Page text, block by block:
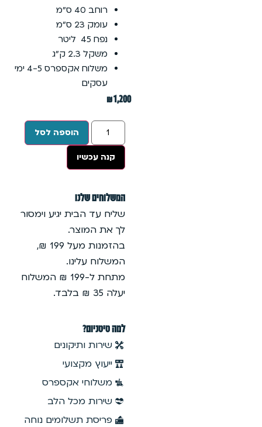
רוחב 40 ס”מ
עומק 23 ס”מ
נפח 45 ליטר
משקל 2.3 ק”ג
משלוח אקספרס 4-5 ימי
עסקים
₪1,200
הוספה לסל
קנה עכשיו
המשלוחים שלנו
שליח עד הבית יגיע וימסור
לך את המוצר.
בהזמנות מעל 199 ₪,
המשלוח עלינו.
מתחת ל-199 ₪ המשלוח
יעלה 35 ₪ בלבד.
למה טיטניום?
שירות ותיקונים
ייעוץ מקצועי
משלוחי אקספרס
שירות מכל הלב
פריסת תשלומים נוחה